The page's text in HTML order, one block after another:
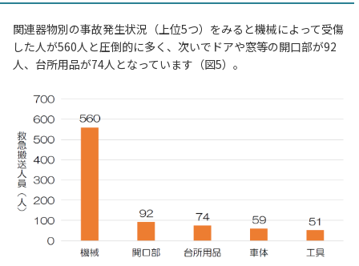
関連器物別の事故発生状況（上位5つ）をみると機械によって受傷
した人が560人と圧倒的に多く、次いでドアや窓等の開口部が92
人、台所用品が74人となっています（図5）。